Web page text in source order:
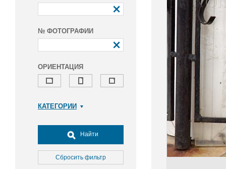
№ ФОТОГРАФИИ
ОРИЕНТАЦИЯ
КАТЕГОРИИ
Досуг, туризм и отдых
Культура
Медицина
Найти
Сбросить фильтр